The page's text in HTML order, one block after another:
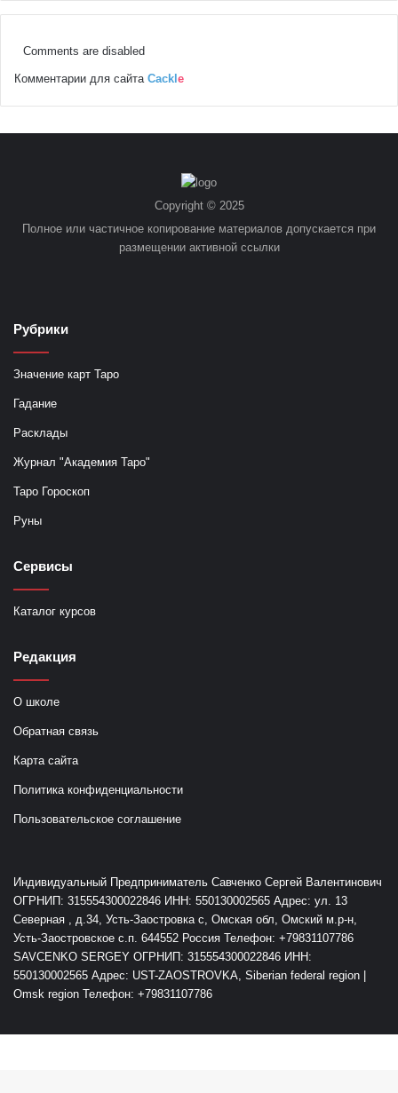
Comments are disabled
Комментарии для сайта Cackl e
Copyright © 2025
Полное или частичное копирование материалов допускается при
размещении активной ссылки
Рубрики
Значение карт Таро
Гадание
Расклады
Журнал "Академия Таро"
Таро Гороскоп
Руны
Сервисы
Каталог курсов
Редакция
О школе
Обратная связь
Карта сайта
Политика конфиденциальности
Пользовательское соглашение
Индивидуальный Предприниматель Савченко Сергей Валентинович
ОГРНИП: 315554300022846 ИНН: 550130002565 Адрес: ул. 13
Северная , д.34, Усть-Заостровка с, Омская обл, Омский м.р-н,
Усть-Заостровское с.п. 644552 Россия Телефон: +79831107786
SAVCENKO SERGEY ОГРНИП: 315554300022846 ИНН:
550130002565 Адрес: UST-ZAOSTROVKA, Siberian federal region |
Omsk region Телефон: +79831107786